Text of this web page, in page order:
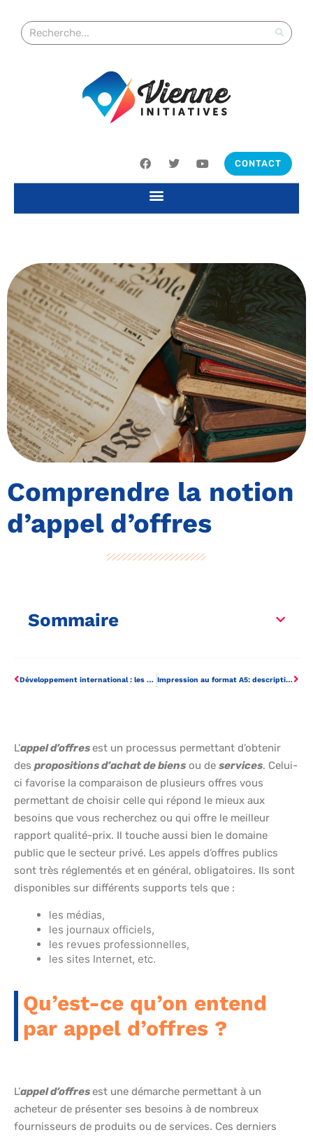
CONTACT
Comprendre la notion
d’appel d’offres
Sommaire
Développement international : les étapes Impression au format A5: description, utilisation, réalisation
L’appel d’offresest un processus permettant d’obtenir
des propositions d’achat de biens ou de services. Celui-
ci favorise la comparaison de plusieurs offres vous
permettant de choisir celle qui répond le mieux aux
besoins que vous recherchez ou qui offre le meilleur
rapport qualité-prix. Il touche aussi bien le domaine
public que le secteur privé. Les appels d’offres publics
sont très réglementés et en général, obligatoires. Ils sont
disponibles sur différents supports tels que :
les médias,
les journaux officiels,
les revues professionnelles,
les sites Internet, etc.
Qu’est-ce qu’on entend
par appel d’offres ?
L’appel d’offresest une démarche permettant à un
acheteur de présenter ses besoins à de nombreux
fournisseurs de produits ou de services. Ces derniers